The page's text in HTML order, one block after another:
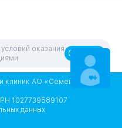
оказания Оценить
клиник АО «Семейный
1027739589107
данных
ЗАПИСАТЬСЯ
НА ПРИЕМ